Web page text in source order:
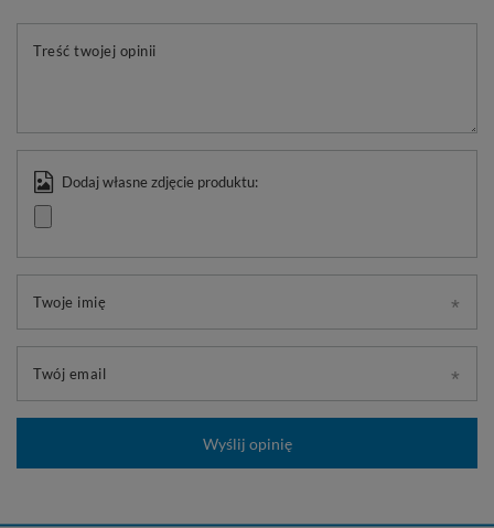
Treść twojej opinii
Dodaj własne zdjęcie produktu:
Twoje imię
Twój email
Wyślij opinię